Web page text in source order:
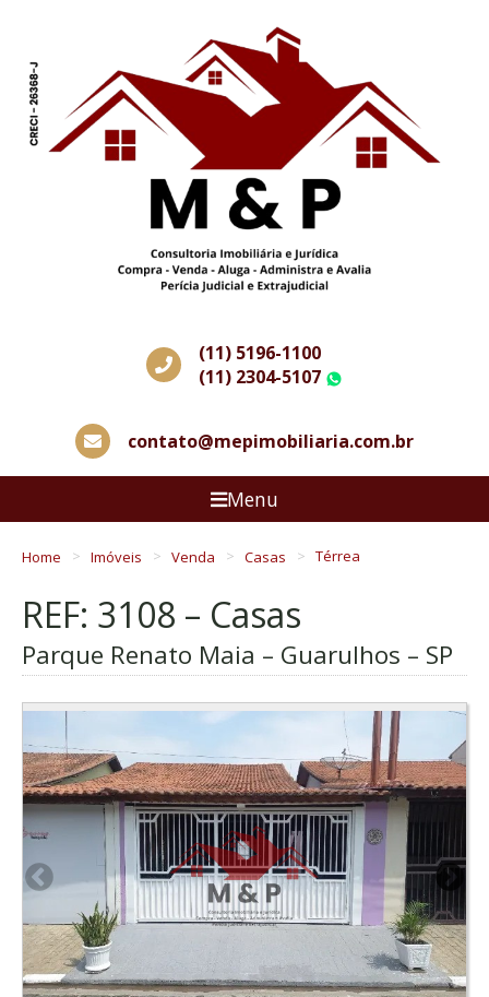
(11) 5196-1100
(11) 2304-5107
contato@mepimobiliaria.com.br
Menu
Home Imóveis Venda Casas Térrea
REF: 3108 – Casas
Parque Renato Maia – Guarulhos – SP